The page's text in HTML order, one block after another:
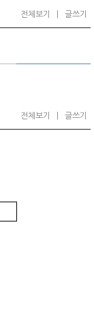
전체보기 글쓰기
전체보기 글쓰기